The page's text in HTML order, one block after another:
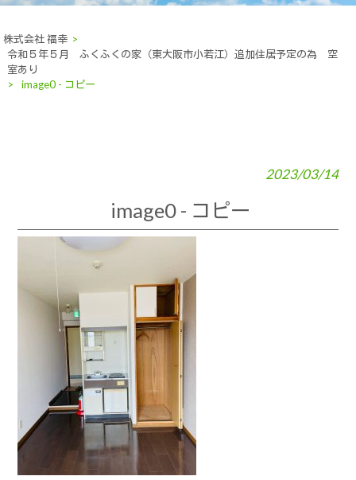
株式会社 福幸 >
令和５年５月 ふくふくの家（東大阪市小若江）追加住居予定の為 空
室あり
>
image0 - コピー
2023/03/14
image0 - コピー